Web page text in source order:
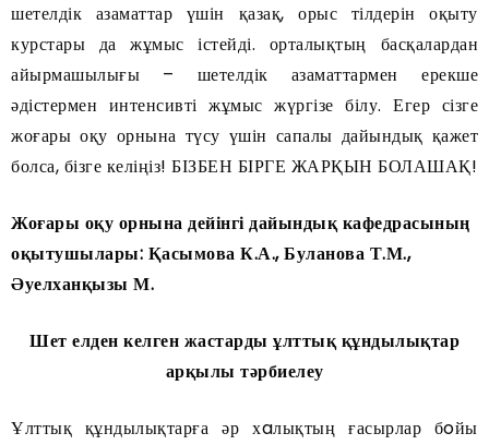
шетелдік азаматтар үшін қазақ, орыс тілдерін оқыту
курстары да жұмыс істейді. орталықтың басқалардан
айырмашылығы – шетелдік азаматтармен ерекше
әдістермен интенсивті жұмыс жүргізе білу. Егер сізге
жоғары оқу орнына түсу үшін сапалы дайындық қажет
болса, бізге келіңіз! БІЗБЕН БІРГЕ ЖАРҚЫН БОЛАШАҚ!
Жоғары оқу орнына дейінгі дайындық кафедрасының
оқытушылары: Қасымова К.А., Буланова Т.М.,
Әуелханқызы М.
Шет елден келген жастарды ұлттық құндылықтар
арқылы тәрбиелеу
Ұлттық құндылықтарға әр хaлықтың ғасырлар бoйы